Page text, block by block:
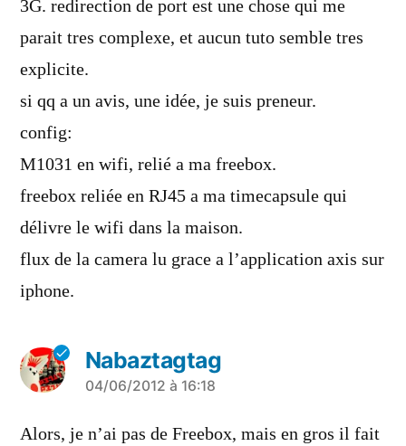
3G. redirection de port est une chose qui me
parait tres complexe, et aucun tuto semble tres
explicite.
si qq a un avis, une idée, je suis preneur.
config:
M1031 en wifi, relié a ma freebox.
freebox reliée en RJ45 a ma timecapsule qui
délivre le wifi dans la maison.
flux de la camera lu grace a l’application axis sur
iphone.
Nabaztagtag
a
dit :
04/06/2012 à 16:18
Alors, je n’ai pas de Freebox, mais en gros il fait